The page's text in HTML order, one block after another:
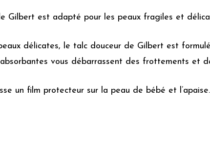
Gilbert est adapté pour les peaux fragiles et
délicates, le talc douceur de Gilbert est
vous débarrassent des frottements et
un film protecteur sur la peau de bébé et l’apaise.